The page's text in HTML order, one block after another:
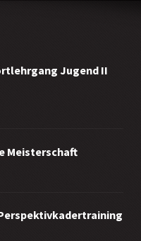
Jugend II
Meisterschaft